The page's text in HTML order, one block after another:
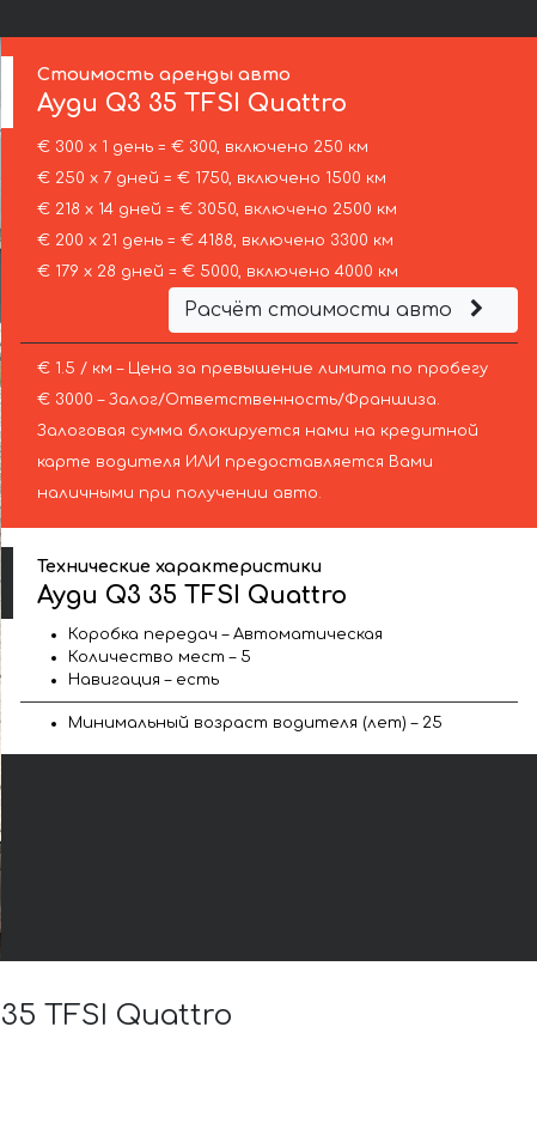
Стоимость аренды авто
Ауди Q3 35 TFSI Quattro
€ 300 х 1 день = € 300, включено 250 км
€ 250 х 7 дней = € 1750, включено 1500 км
€ 218 х 14 дней = € 3050, включено 2500 км
€ 200 х 21 день = € 4188, включено 3300 км
€ 179 х 28 дней = € 5000, включено 4000 км
Расчёт стоимости авто
€ 1.5 / км – Цена за превышение лимита по пробегу
€ 3000 – Залог/Ответственность/Франшиза.
Залоговая сумма блокируется нами на кредитной
карте водителя ИЛИ предоставляется Вами
наличными при получении авто.
Технические характеристики
Ауди Q3 35 TFSI Quattro
Коробка передач – Автоматическая
Количество мест – 5
Навигация – есть
Минимальный возраст водителя (лет) – 25
TFSI Quattro